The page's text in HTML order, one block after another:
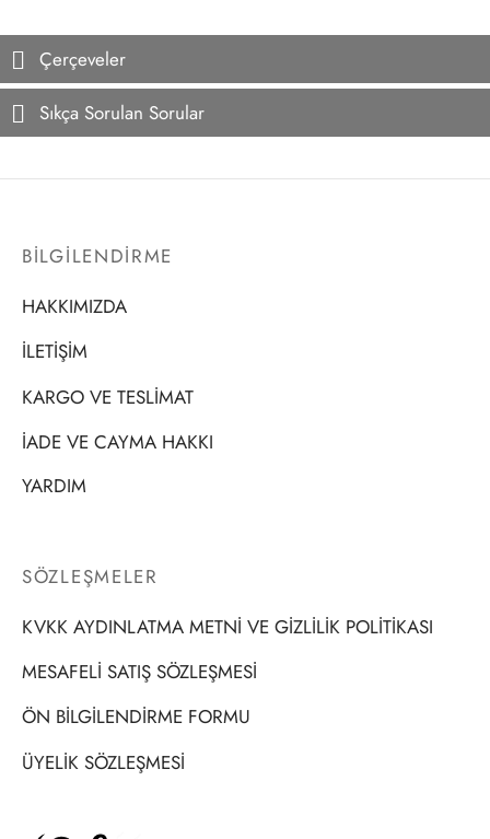
Çerçeveler
Sıkça Sorulan Sorular
BİLGİLENDİRME
HAKKIMIZDA
İLETİŞİM
KARGO VE TESLİMAT
İADE VE CAYMA HAKKI
YARDIM
SÖZLEŞMELER
KVKK AYDINLATMA METNİ VE GİZLİLİK POLİTİKASI
MESAFELİ SATIŞ SÖZLEŞMESİ
ÖN BİLGİLENDİRME FORMU
ÜYELİK SÖZLEŞMESİ